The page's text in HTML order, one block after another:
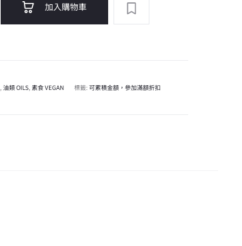
加入購物車
, 油類 OILS, 素食 VEGAN 標籤: 可累積金額，參加滿額折扣